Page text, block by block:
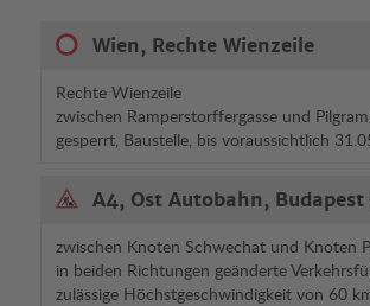
Wien, Rechte Wienzeile
Rechte Wienzeile
zwischen Ramperstorffergasse und
gesperrt, Baustelle, bis voraussichtlich
A4, Ost Autobahn,
zwischen Knoten Schwechat und Knoten
in beiden Richtungen geänderte
zulässige Höchstgeschwindigkeit von 60